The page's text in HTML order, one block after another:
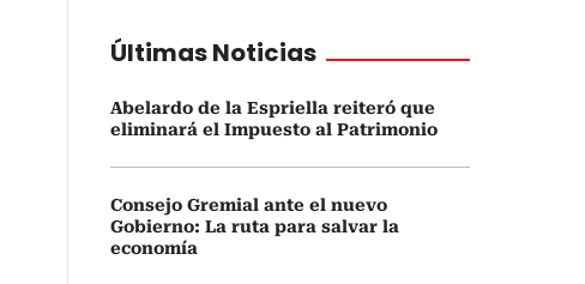
Últimas Noticias
Abelardo de la Espriella reiteró que
eliminará el Impuesto al Patrimonio
Consejo Gremial ante el nuevo
Gobierno: La ruta para salvar la
economía